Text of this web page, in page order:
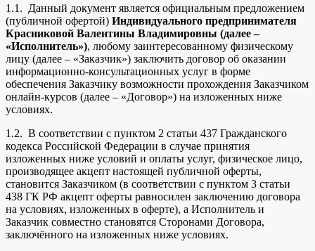
1.1. Данный документ является официальным предложением
(публичной офертой) Индивидуального предпринимателя
Красниковой Валентины Владимировны (далее –
«Исполнитель»), любому заинтересованному физическому
лицу (далее – «Заказчик») заключить договор об оказании
информационно-консультационных услуг в форме
обеспечения Заказчику возможности прохождения Заказчиком
онлайн-курсов (далее – «Договор») на изложенных ниже
условиях.
1.2. В соответствии с пунктом 2 статьи 437 Гражданского
кодекса Российской Федерации в случае принятия
изложенных ниже условий и оплаты услуг, физическое лицо,
производящее акцепт настоящей публичной оферты,
становится Заказчиком (в соответствии с пунктом 3 статьи
438 ГК РФ акцепт оферты равносилен заключению договора
на условиях, изложенных в оферте), а Исполнитель и
Заказчик совместно становятся Сторонами Договора,
заключённого на изложенных ниже условиях.